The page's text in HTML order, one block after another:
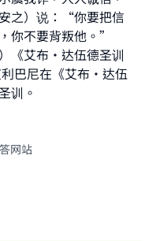
之）说：“你要把信
你不要背叛他。”
《艾布·达伍德圣训
巴尼在《艾布·达伍
训。
网站